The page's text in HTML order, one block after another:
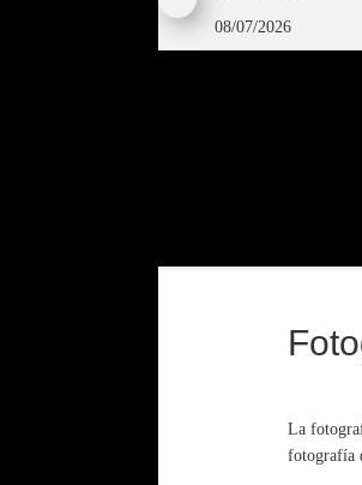
08/07/2026
La
fotografía